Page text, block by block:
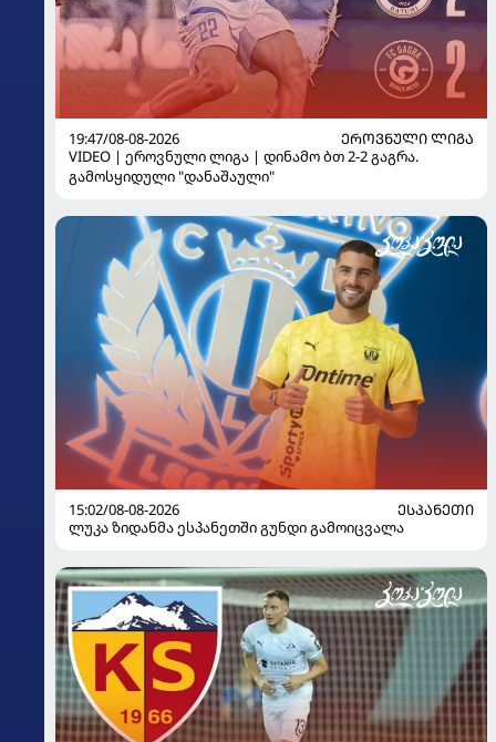
19:47/08-08-2026
ᲔᲠᲝᲕᲜᲣᲚᲘ ᲚᲘᲒᲐ
VIDEO | ეროვნული ლიგა | დინამო ბთ 2-2 გაგრა.
გამოსყიდული "დანაშაული"
15:02/08-08-2026
ᲔᲡᲞᲐᲜᲔᲗᲘ
ლუკა ზიდანმა ესპანეთში გუნდი გამოიცვალა